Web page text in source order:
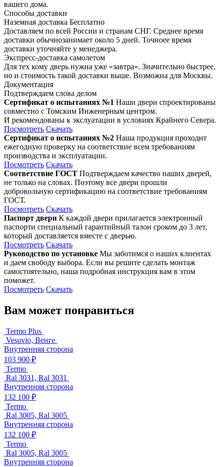
вашего дома.
Способы доставки
Наземная доставка Бесплатно
Доставляем по всей России и странам СНГ. Среднее время
доставки обычнозанимает около 5 дней. Точноее время
доставки уточняйте у менеджера.
Экспресс-доставка самолетом
Для тех кому дверь нужна уже «завтра». Значительно быстрее,
но и стоимость такой доставки выше. Возможна для Москвы.
Документация
Подтверждаем слова делом
Сертификат о испытаниях №1 Наши двери спроектированы
совместно с Томским Инженерным центром.
И рекомендованы к экслуатации в условиях Крайнего Севера.
Посмотреть Скачать
Сертификат о испытаниях №2 Наша продукция проходит
ежегодную проверку на соответствие всем требованиям
производства и эксплуатации.
Посмотреть Скачать
Соответствие ГОСТ Подтверждаем качество наших дверей,
не только на словах. Поэтому все двери прошли
добровольную сертификацию на соответствие требованиям
ГОСТ.
Посмотреть Скачать
Паспорт двери К каждой двери прилагается электронный
паспорти специальный гарантийный талон сроком до 3 лет,
который доставляется вместе с дверью.
Посмотреть Скачать
Руководство по установке Мы заботимся о наших клиентах
и даем свободу выбора. Если вы решите сделать монтаж
самостоятельно, наша подробная инструкция вам в этом
поможет.
Посмотреть Скачать
Вам может понравиться
Termo Plus
Vesuvio, Венге
Внутренняя сторона
103 900 ₽
Termo
Ral 3031, Ral 3031
Внутренняя сторона
132 100 ₽
Termo
Ral 3005, Ral 3005
Внутренняя сторона
132 100 ₽
Termo
Ral 3005, Ral 3005
Внутренняя сторона